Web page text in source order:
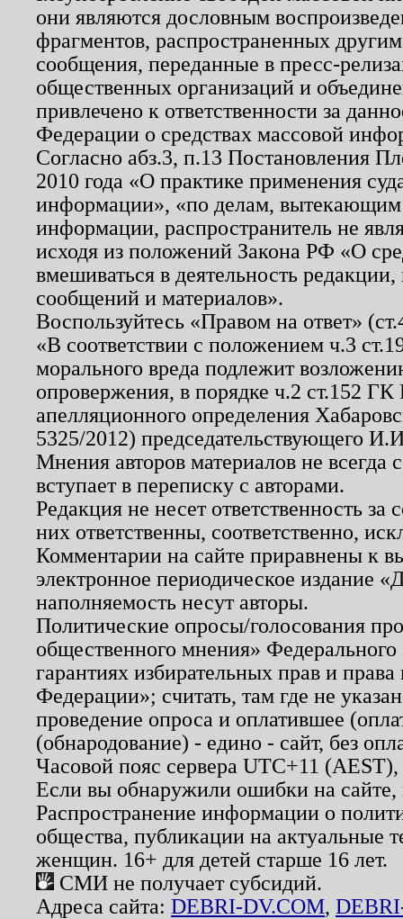
они являются дословным
фрагментов, распространенных
сообщения, переданные в пресс-
общественных организаций и
привлечено к ответственности за
Федерации о средствах массовой
Согласно абз.3, п.13 Постановления
2010 года «О практике применения
информации», «по делам, вытекающим
информации, распространитель не
исходя из положений Закона РФ «О
вмешиваться в деятельность
сообщений и материалов».
Воспользуйтесь «Правом на ответ»
«В соответствии с положением ч.3
морального вреда подлежит
опровержения, в порядке ч.2 ст.152
апелляционного определения
5325/2012) председательствующего
Мнения авторов материалов не
вступает в переписку с авторами.
Редакция не несет ответственность
них ответственны, соответственно,
Комментарии на сайте приравнены к
электронное периодическое издание
наполняемость несут авторы.
Политические опросы/голосования
общественного мнения»
гарантиях избирательных прав и
Федерации»; считать, там где не
проведение опроса и оплатившее
(обнародование) - едино - сайт, без
Часовой пояс сервера UTC+11
Если вы обнаружили ошибки на
Распространение информации о
общества, публикации на актуальные
женщин. 16+ для детей старше 16 лет.
СМИ не получает субсидий.
Адреса сайта: DEBRI-DV.COM,